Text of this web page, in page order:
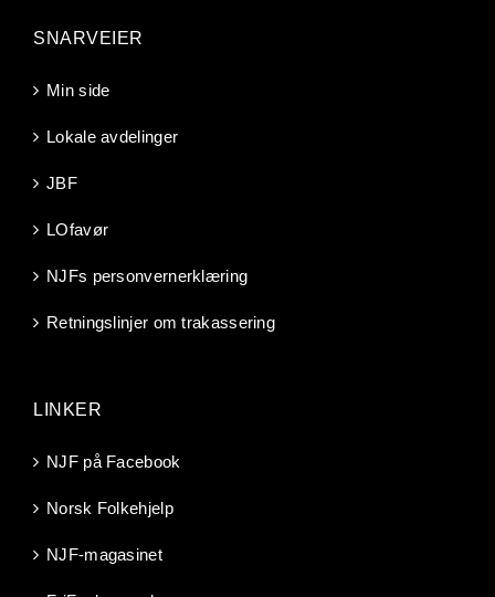
SNARVEIER
Min side
Lokale avdelinger
JBF
LOfavør
NJFs personvernerklæring
Retningslinjer om trakassering
LINKER
NJF på Facebook
Norsk Folkehjelp
NJF-magasinet